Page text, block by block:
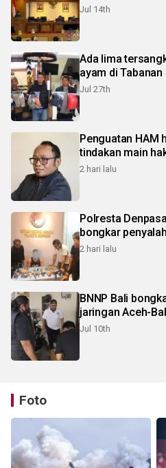
Jul 14th
Ada lima
ayam di Tabanan
Jul 27th
Penguatan HAM
tindakan main
2 hari lalu
Polresta
bongkar
2 hari lalu
BNNP Bali
jaringan Aceh-
Jul 10th
Foto